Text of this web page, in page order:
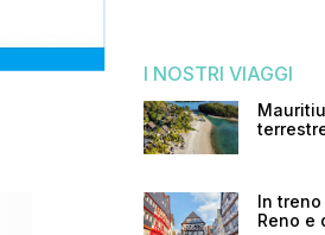
I NOSTRI VIAGGI
In
Reno e